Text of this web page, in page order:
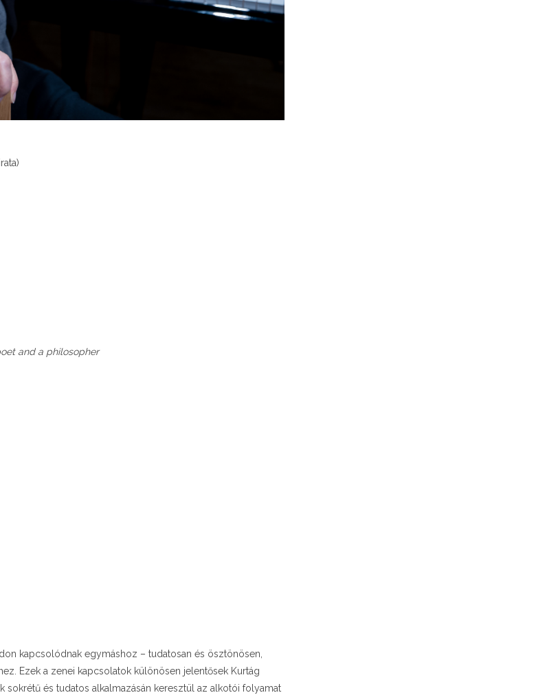
and a philosopher
kapcsolódnak egymáshoz – tudatosan és ösztönösen,
Ezek a zenei kapcsolatok különösen jelentősek Kurtág
és tudatos alkalmazásán keresztül az alkotói folyamat